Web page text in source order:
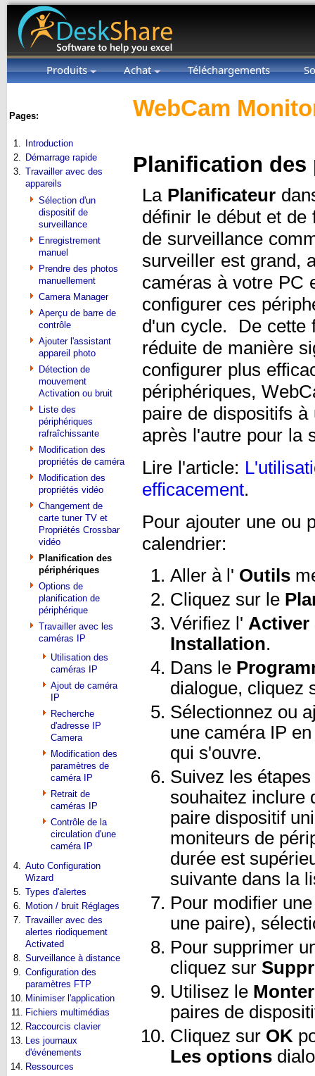
Produits Achat Téléchargements
Pages:
1.
Introduction
2. Démarrage rapide
3. Travailler avec des
appareils
Sélection d'un
dispositif de
surveillance
Enregistrement
manuel
Prendre des photos
manuellement
Camera Manager
Aperçu de barre de
contrôle
Ajouter l'assistant
appareil photo
Détection de
mouvement
Activation ou bruit
Liste des
périphériques
rafraîchissante
Modification des
propriétés de caméra
Modification des
propriétés vidéo
Changement de
carte tuner TV et
Propriétés Crossbar
vidéo
Planification des
périphériques
Options de
planification de
périphérique
Travailler avec les
caméras IP
Utilisation des
caméras IP
Ajout de caméra
IP
Recherche
d'adresse IP
Camera
Modification des
paramètres de
caméra IP
Retrait de
caméras IP
Contrôle de la
circulation d'une
caméra IP
4. Auto Configuration
Wizard
5. Types d'alertes
6. Motion / bruit Réglages
7. Travailler avec des
alertes riodiquement
Activated
8. Surveillance à distance
9. Configuration des
paramètres FTP
10. Minimiser l'application
11. Fichiers multimédias
12. Raccourcis clavier
13. Les journaux
d'événements
14. Ressources
WebCam
Planification des
La Planificateur
définir le début et de
de surveillance
surveiller est grand,
caméras à votre PC
configurer ces
d'un cycle. De cette
réduite de manière
configurer plus
périphériques,
paire de dispositifs
après l'autre pour la
Lire l'article:
efficacement.
Pour ajouter une ou
calendrier:
Aller à l' Outils
Cliquez sur le
Vérifiez l' Activer
Installation.
Dans le
dialogue, cliquez
Sélectionnez ou
une caméra IP
qui s'ouvre.
Suivez les
souhaitez inclure
paire dispositif
moniteurs de
durée est
suivante dans la
Pour modifier
une paire),
Pour supprimer
cliquez sur
Utilisez le Monter
paires de
Cliquez sur OK
Les options